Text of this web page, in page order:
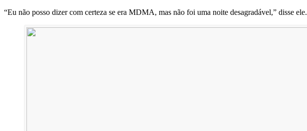
“Eu não posso dizer com certeza se era MDMA, mas não foi uma noite desagradável,” disse ele.